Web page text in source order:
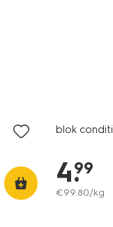
blok
4.
99
€99.80/kg